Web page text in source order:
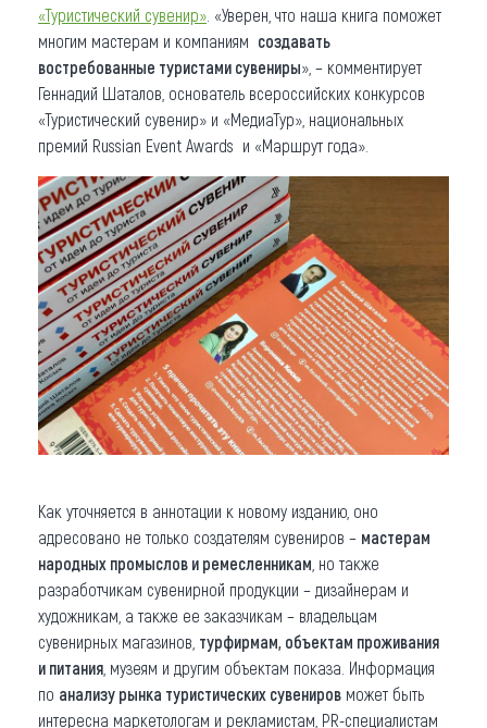
«Туристический сувенир» . «Уверен, что наша книга поможет
многим мастерам и компаниям создавать
востребованные туристами сувениры», – комментирует
Геннадий Шаталов, основатель всероссийских конкурсов
«Туристический сувенир» и «МедиаТур», национальных
премий Russian Event Awards и «Маршрут года».
Как уточняется в аннотации к новому изданию, оно
адресовано не только создателям сувениров – мастерам
народных промыслов и ремесленникам , но также
разработчикам сувенирной продукции – дизайнерам и
художникам, а также ее заказчикам – владельцам
сувенирных магазинов, турфирмам, объектам проживания
и питания , музеям и другим объектам показа. Информация
по анализу рынка туристических сувениров может быть
интересна маркетологам и рекламистам, PR-специалистам